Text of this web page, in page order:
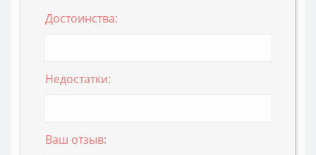
Достоинства:
Недостатки:
Ваш отзыв: